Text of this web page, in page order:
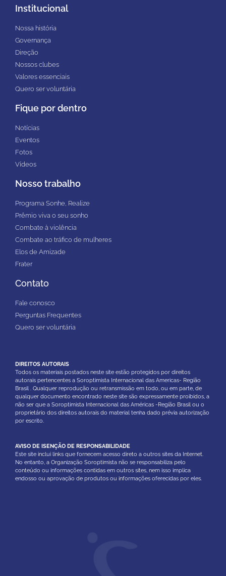
Institucional
Nossa história
Governança
Direção
Nossos clubes
Valores essenciais
Quero ser voluntária
Fique por dentro
Notícias
Eventos
Fotos
Vídeos
Nosso trabalho
Programa Sonhe, Realize
Prêmio viva o seu sonho
Combate à violência
Combate ao tráfico de mulheres
Elos de Amizade
Frater
Contato
Fale conosco
Perguntas Frequentes
Quero ser voluntária
DIREITOS AUTORAIS
Todos os materiais postados neste site estão protegidos por direitos
autorais pertencentes a Soroptimista Internacional das Americas- Região
Brasil . Qualquer reprodução ou retransmissão em todo, ou em parte, de
qualquer documento encontrado neste site são expressamente proibidos, a
não ser que a Soroptimista Internacional das Américas -Região Brasil ou o
proprietário dos direitos autorais do material tenha dado prévia autorização
por escrito.
AVISO DE ISENÇÃO DE RESPONSABILIDADE
Este site inclui links que fornecem acesso direto a outros sites da Internet.
No entanto, a Organização Soroptimista não se responsabiliza pelo
conteúdo ou informações contidas em outros sites, nem isso implica
endosso ou aprovação de produtos ou informações oferecidas por eles.